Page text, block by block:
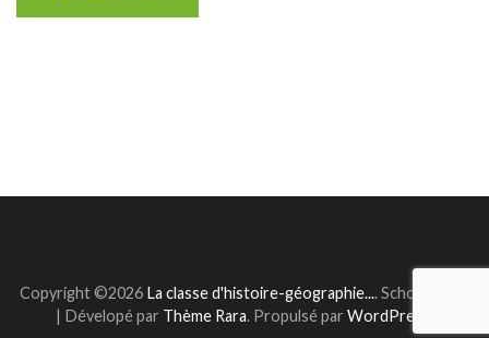
Copyright ©2026 La classe d'histoire-géographie....School Zone
| Dévelopé par Thème Rara. Propulsé par WordPress